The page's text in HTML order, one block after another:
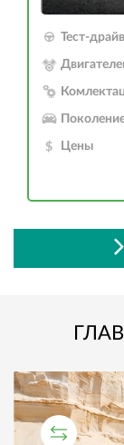
Тест-
Цены